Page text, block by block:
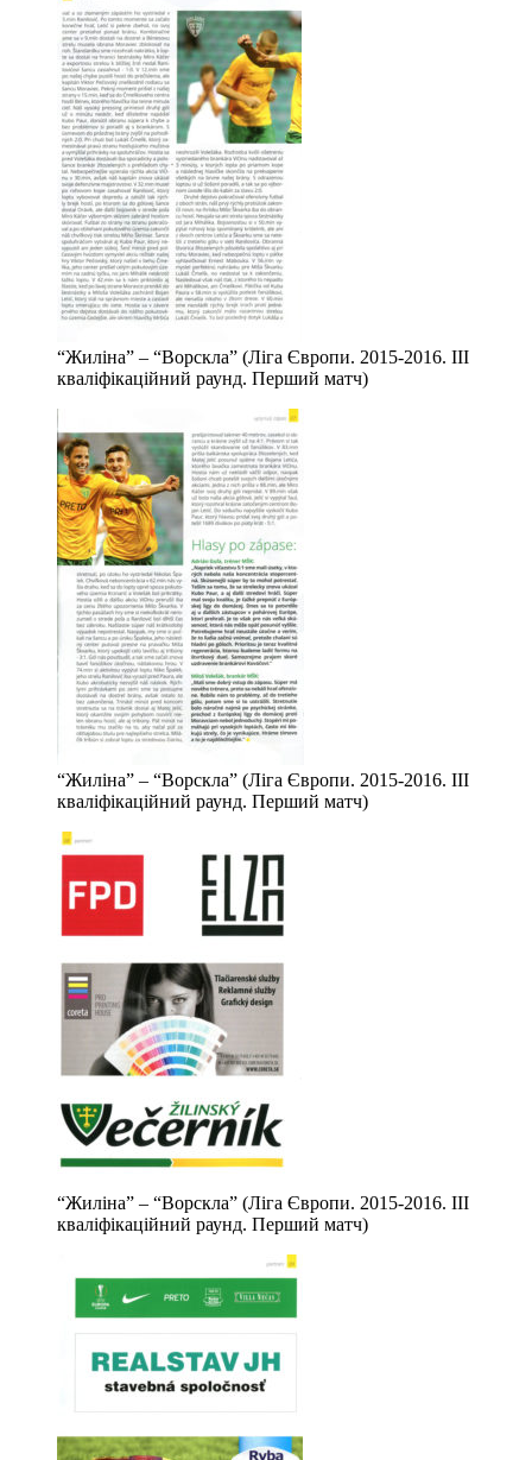
“Жиліна” – “Ворскла” (Ліга Європи. 2015-2016. ІІІ
кваліфікаційний раунд. Перший матч)
“Жиліна” – “Ворскла” (Ліга Європи. 2015-2016. ІІІ
кваліфікаційний раунд. Перший матч)
“Жиліна” – “Ворскла” (Ліга Європи. 2015-2016. ІІІ
кваліфікаційний раунд. Перший матч)